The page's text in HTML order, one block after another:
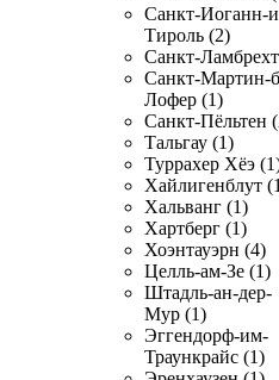
Санкт-Иоганн-
Тироль (2)
Санкт-
Санкт-Мартин-
Лофер (1)
Санкт-Пёльтен
Тальгау (1)
Туррахер Хёэ
Хайлигенблут
Хальванг (1)
Хартберг (1)
Хоэнтауэрн (4)
Целль-ам-Зе (1)
Штадль-ан-дер-
Мур (1)
Эггендорф-им-
Траункрайс (1)